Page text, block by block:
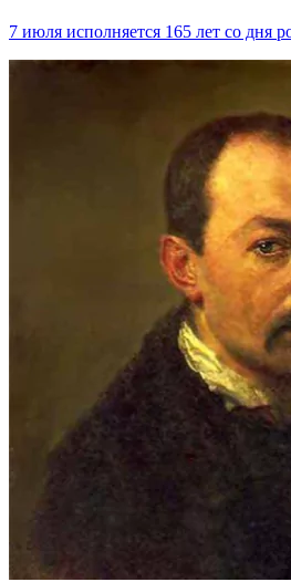
7 июля исполняется 165 лет со дня